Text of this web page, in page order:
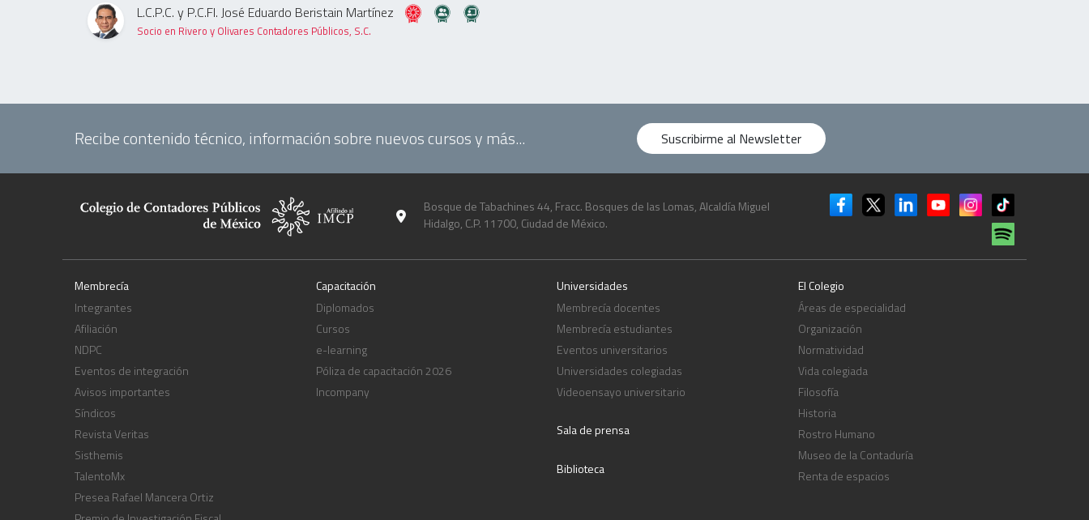
L.C.P.C. y P.C.FI. José Eduardo Beristain Martínez
Socio en Rivero y Olivares Contadores Públicos, S.C.
Recibe contenido técnico, información sobre nuevos cursos y más... Suscribirme al Newsletter
Bosque de Tabachines 44, Fracc. Bosques de las Lomas, Alcaldía Miguel
Hidalgo, C.P. 11700, Ciudad de México.
Membrecía
Integrantes
Afiliación
NDPC
Eventos de integración
Avisos importantes
Síndicos
Revista Veritas
Sisthemis
TalentoMx
Presea Rafael Mancera Ortiz
Capacitación
Diplomados
Cursos
e-learning
Póliza de capacitación 2026
Incompany
Universidades
Membrecía docentes
Membrecía estudiantes
Eventos universitarios
Universidades colegiadas
Videoensayo universitario
Sala de prensa
Biblioteca
El Colegio
Áreas de especialidad
Organización
Normatividad
Vida colegiada
Filosofía
Historia
Rostro Humano
Museo de la Contaduría
Renta de espacios